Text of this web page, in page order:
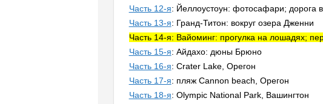
Часть 12-я: Йеллоустоун: фотосафари; дорога
Часть 13-я: Гранд-Титон: вокруг озера Дженни
Часть 14-я: Вайоминг: прогулка на лошадях;
Часть 15-я: Айдахо: дюны Брюно
Часть 16-я: Crater Lake, Орегон
Часть 17-я: пляж Cannon beach, Орегон
Часть 18-я: Olympic National Park, Вашингтон